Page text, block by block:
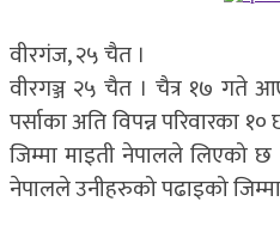
वीरगंज, २५ चैत ।
वीरगञ्ज २५ चैत । चैत्र १७ गते
पर्साका अति विपन्न परिवारका
जिम्मा माइती नेपालले लिएको
नेपालले उनीहरुको पढाइको